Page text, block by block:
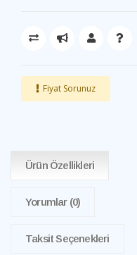
Fiyat Sorunuz
Ürün Özellikleri
Yorumlar (0)
Taksit Seçenekleri